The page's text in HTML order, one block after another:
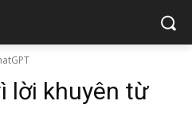
lời khuyên từ